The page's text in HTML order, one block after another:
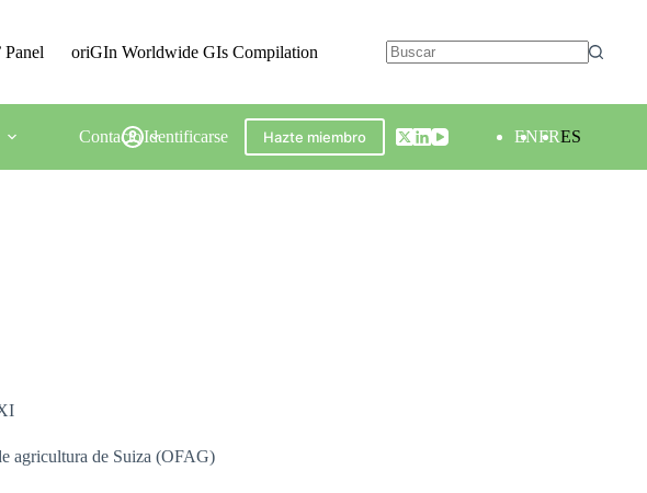
Panel oriGIn Worldwide GIs Compilation
ContactoIdentificarse Hazte miembro ENFRES
agricultura de Suiza (OFAG)